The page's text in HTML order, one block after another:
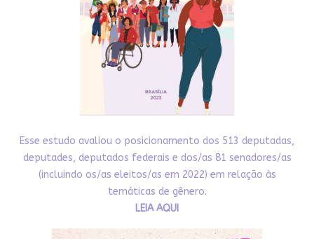
Esse estudo avaliou o posicionamento dos 513 deputadas,
deputades, deputados federais e dos/as 81 senadores/as
(incluindo os/as eleitos/as em 2022) em relação às
temáticas de gênero.
LEIA AQUI